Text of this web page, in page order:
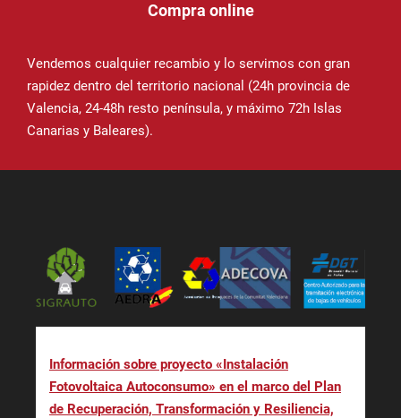
Compra online
Vendemos cualquier recambio y lo servimos con gran
rapidez dentro del territorio nacional (24h provincia de
Valencia, 24-48h resto península, y máximo 72h Islas
Canarias y Baleares).
Información sobre proyecto «Instalación
Fotovoltaica Autoconsumo» en el marco del Plan
de Recuperación, Transformación y Resiliencia,